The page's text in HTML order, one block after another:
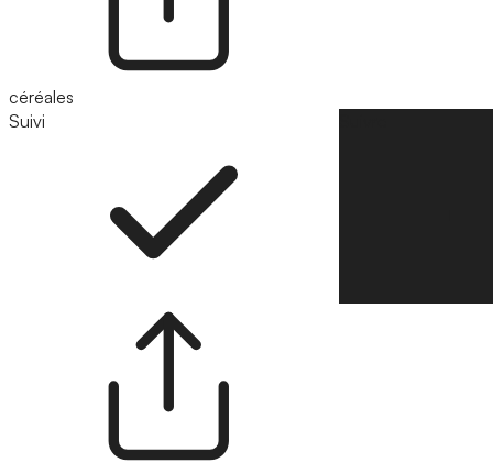
céréales
Suivi